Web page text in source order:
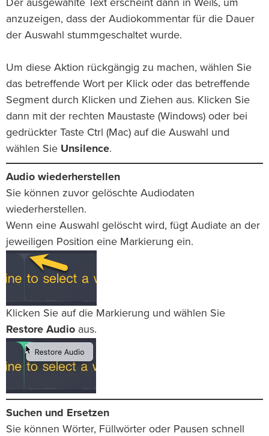
Der ausgewählte Text erscheint dann in Weiß, um
anzuzeigen, dass der Audiokommentar für die Dauer
der Auswahl stummgeschaltet wurde.
Um diese Aktion rückgängig zu machen, wählen Sie
das betreffende Wort per Klick oder das betreffende
Segment durch Klicken und Ziehen aus. Klicken Sie
dann mit der rechten Maustaste (Windows) oder bei
gedrückter Taste Ctrl (Mac) auf die Auswahl und
wählen Sie Unsilence.
Audio wiederherstellen
Sie können zuvor gelöschte Audiodaten
wiederherstellen.
Wenn eine Auswahl gelöscht wird, fügt Audiate an der
jeweiligen Position eine Markierung ein.
Klicken Sie auf die Markierung und wählen Sie
Restore Audio aus.
Suchen und Ersetzen
Sie können Wörter, Füllwörter oder Pausen schnell